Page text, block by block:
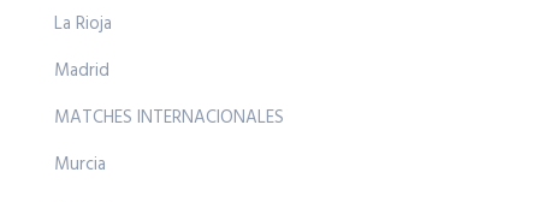
La Rioja
Madrid
MATCHES INTERNACIONALES
Murcia